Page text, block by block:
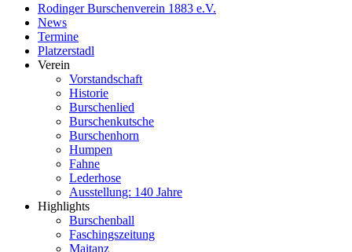
Rodinger Burschenverein 1883 e.V.
News
Termine
Platzerstadl
Verein
Vorstandschaft
Historie
Burschenlied
Burschenkutsche
Burschenhorn
Humpen
Fahne
Lederhose
Ausstellung: 140 Jahre
Highlights
Burschenball
Faschingszeitung
Maitanz